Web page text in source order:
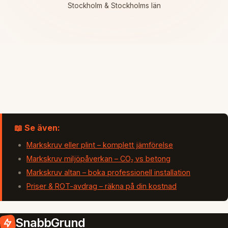
Stockholm & Stockholms län
📖 Se även:
Markskruv eller plint – komplett jämförelse
Markskruv miljöpåverkan – CO₂ vs betong
Markskruv altan – boka professionell installation
Priser & ROT-avdrag – räkna på din kostnad
SnabbGrund